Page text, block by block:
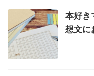
本好き
想文に